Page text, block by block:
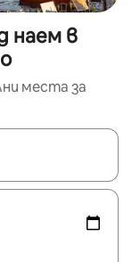
наем в
места за